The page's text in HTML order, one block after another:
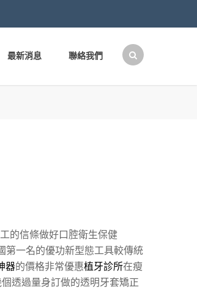
最新消息 聯絡我們
的信條做好口腔衛生保健
第一名的優功新型態工具較傳統
器的價格非常優惠植牙診所在瘦
透過量身訂做的透明牙套矯正